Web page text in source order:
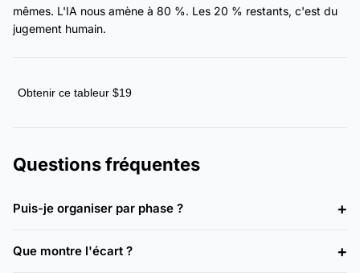
mêmes. L'IA nous amène à 80 %. Les 20 % restants, c'est du
jugement humain.
Obtenir ce tableur $19
Questions fréquentes
Puis-je organiser par phase ?
Que montre l'écart ?